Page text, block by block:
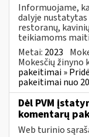
Informuojame,
dalyje nustatytas
restoranų, kavinių
teikiamoms
Metai: 2023
Mokesčių žinyno
pakeitimai »
pakeitimai nuo
Dėl PVM
komentarų
Web turinio